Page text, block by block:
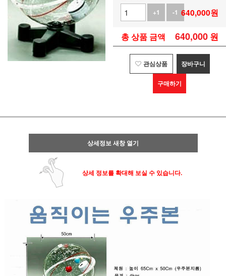
+1
-1 640,000원
총 상품 금액 640,000 원
관심상품 장바구니
구매하기
상세정보 새창 열기
상세 정보를 확대해 보실 수 있습니다.